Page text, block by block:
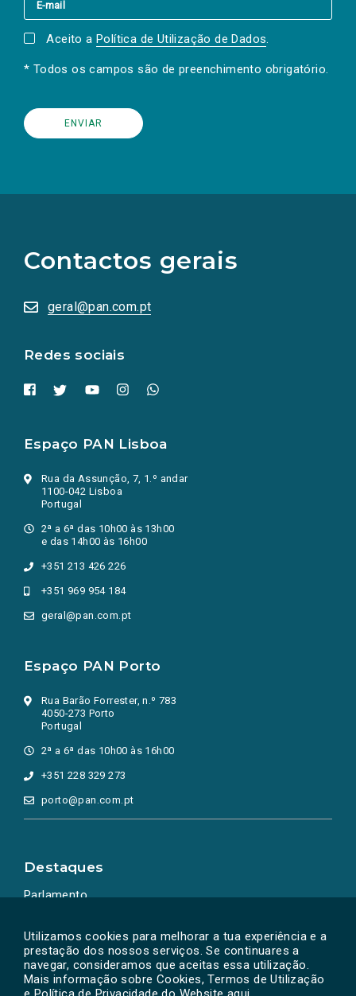
Utilizamos cookies para melhorar a tua experiência e a
prestação dos nossos serviços. Se continuares a
navegar, consideramos que aceitas essa utilização.
Mais informação sobre Cookies, Termos de Utilização
Aceito a Política de Utilização de Dados.
* Todos os campos são de preenchimento obrigatório.
Contactos gerais
geral@pan.com.pt
Redes sociais
redes
sociais
numa
nova
Espaço PAN Lisboa
Rua da Assunção, 7, 1.º andar
1100-042 Lisboa
Portugal
2ª a 6ª das 10h00 às 13h00
e das 14h00 às 16h00
+351 213 426 226
+351 969 954 184
geral@pan.com.pt
Espaço PAN Porto
Rua Barão Forrester, n.º 783
4050-273 Porto
Portugal
2ª a 6ª das 10h00 às 16h00
+351 228 329 273
porto@pan.com.pt
Destaques
Parlamento